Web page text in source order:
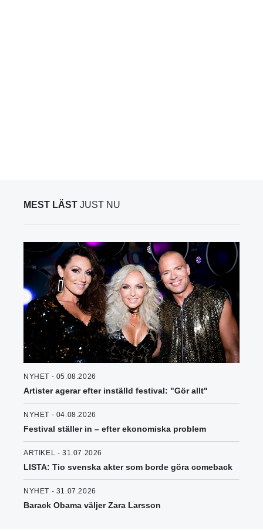
MEST LÄST JUST NU
NYHET - 05.08.2026
Artister agerar efter inställd festival: "Gör allt"
NYHET - 04.08.2026
Festival ställer in – efter ekonomiska problem
ARTIKEL - 31.07.2026
LISTA: Tio svenska akter som borde göra comeback
NYHET - 31.07.2026
Barack Obama väljer Zara Larsson